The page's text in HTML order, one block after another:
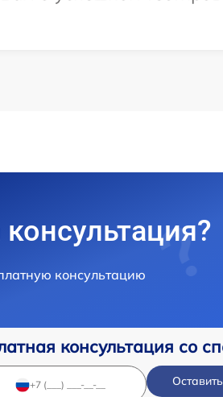
консультацию
консультация со